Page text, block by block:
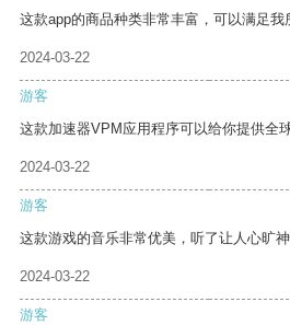
这款app的商品种类非常丰富，可以满足我
2024-03-22
游客
这款加速器VPM应用程序可以给你提供全
2024-03-22
游客
这款游戏的音乐非常优美，听了让人心旷神
2024-03-22
游客